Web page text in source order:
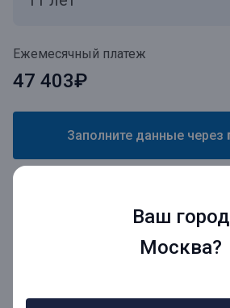
Ваш город
Москва?
Ежемесячный платеж
47 403₽
Заполните данные через